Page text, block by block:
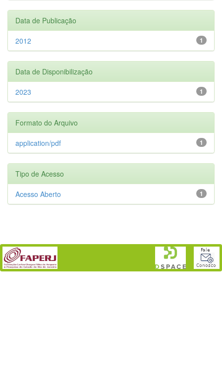
Data de Publicação
1
2012
Data de Disponibilização
1
2023
Formato do Arquivo
1
application/pdf
Tipo de Acesso
1
Acesso Aberto